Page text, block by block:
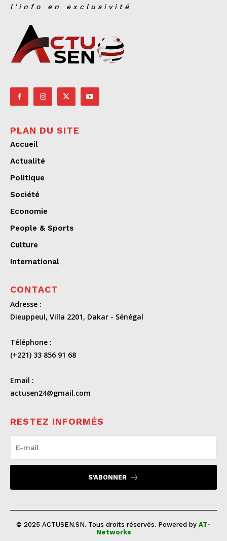
l'info en exclusivité
PLAN DU SITE
Accueil
Actualité
Politique
Société
Economie
People & Sports
Culture
International
CONTACT
Adresse :
Dieuppeul, Villa 2201, Dakar - Sénégal
Téléphone :
(+221) 33 856 91 68
Email :
actusen24@gmail.com
RESTEZ INFORMÉS
S'ABONNER
© 2025 ACTUSEN.SN. Tous droits réservés. Powered by AT-
Networks